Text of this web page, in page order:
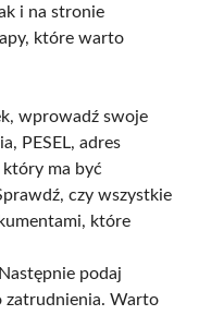
i na stronie
które warto
wprowadź swoje
PESEL, adres
który ma być
czy wszystkie
które
podaj
zatrudnienia. Warto